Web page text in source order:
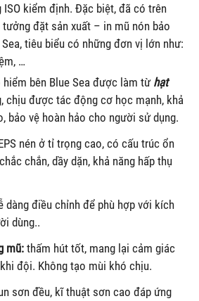
kiểm định. Đặc biệt, đã có trên
đặt sản xuất – in mũ nón bảo
tiêu biểu có những đơn vị lớn như:
…
hiểm bên Blue Sea được làm từ hạt
chịu được tác động cơ học mạnh, khả
bảo vệ hoàn hảo cho người sử dụng.
nén ở tỉ trọng cao, có cấu trúc ổn
chắn, dầy dặn, khả năng hấp thụ
dàng điều chỉnh để phù hợp với kích
dùng..
mũ: thấm hút tốt, mang lại cảm giác
đội. Không tạo mùi khó chịu.
sơn đều, kĩ thuật sơn cao đáp ứng